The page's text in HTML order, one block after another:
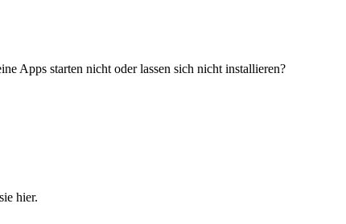
Apps starten nicht oder lassen sich nicht installieren?
hier.